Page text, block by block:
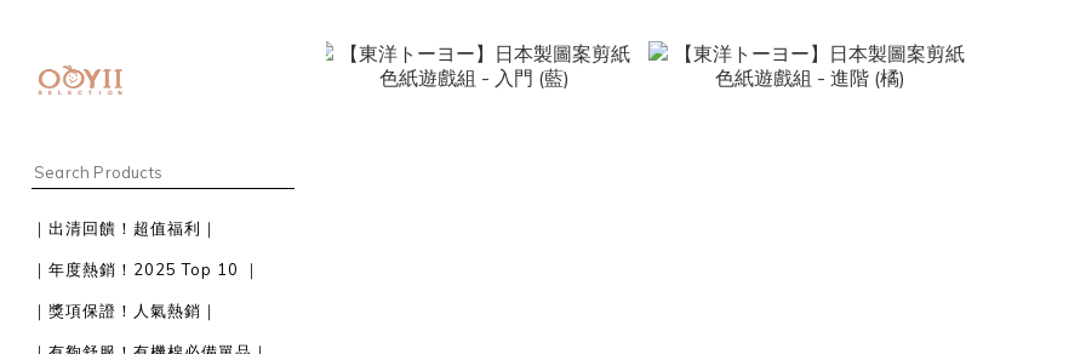
｜出清回饋！超值福利｜
｜年度熱銷！2025 Top 10 ｜
｜獎項保證！人氣熱銷｜